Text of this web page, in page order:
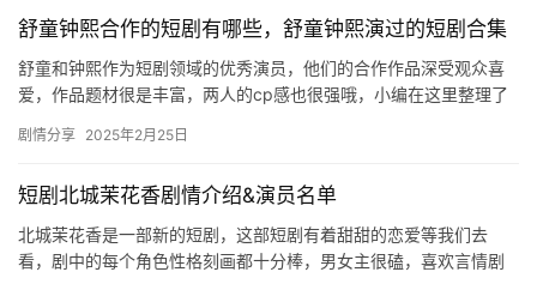
舒童钟熙合作的短剧有哪些，舒童钟熙演过的短剧合集
舒童和钟熙作为短剧领域的优秀演员，他们的合作作品深受观众喜
爱，作品题材很是丰富，两人的cp感也很强哦，小编在这里整理了
剧情分享 2025年2月25日
短剧北城茉花香剧情介绍&演员名单
北城茉花香是一部新的短剧，这部短剧有着甜甜的恋爱等我们去
看，剧中的每个角色性格刻画都十分棒，男女主很磕，喜欢言情剧